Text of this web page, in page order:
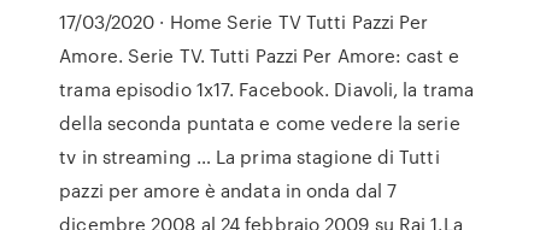
17/03/2020 · Home Serie TV Tutti Pazzi Per
Amore. Serie TV. Tutti Pazzi Per Amore: cast e
trama episodio 1x17. Facebook. Diavoli, la trama
della seconda puntata e come vedere la serie
tv in streaming … La prima stagione di Tutti
pazzi per amore è andata in onda dal 7
dicembre 2008 al 24 febbraio 2009 su Rai 1.La